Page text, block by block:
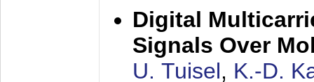
Digital
Signals Over
U. Tuisel, K.-D.